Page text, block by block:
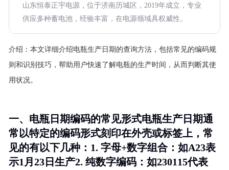
山东恒泰正宇电源，位于济南历城区，2019年成立，专业
供应多种蓄电池，经验丰富，在电源领域具权威性。
介绍： 本文详细介绍电瓶生产日期的查询方法，包括常见的编码规
则和识别技巧，帮助用户快速了解电瓶的生产时间，从而判断其使
用状况。
一、电瓶日期编码的常见形式电瓶生产日期通
常以特定的编码形式刻印在外壳或标签上，常
见的有以下几种：1. 字母+数字组合 ：如A23表
示1月23日生产2. 纯数字编码 ：如230115代表